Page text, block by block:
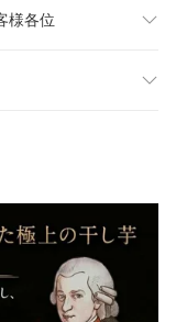
様各位